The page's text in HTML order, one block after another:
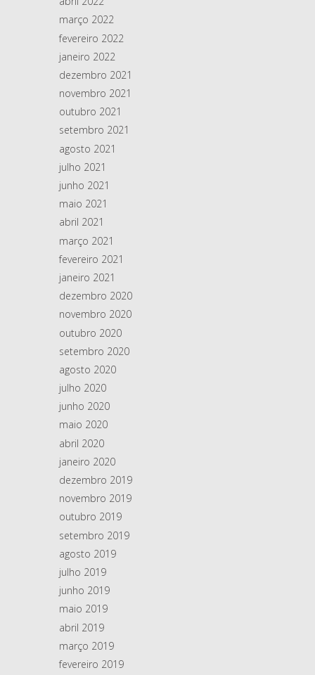
março 2022
fevereiro 2022
janeiro 2022
dezembro 2021
novembro 2021
outubro 2021
setembro 2021
agosto 2021
julho 2021
junho 2021
maio 2021
abril 2021
março 2021
fevereiro 2021
janeiro 2021
dezembro 2020
novembro 2020
outubro 2020
setembro 2020
agosto 2020
julho 2020
junho 2020
maio 2020
abril 2020
janeiro 2020
dezembro 2019
novembro 2019
outubro 2019
setembro 2019
agosto 2019
julho 2019
junho 2019
maio 2019
abril 2019
março 2019
fevereiro 2019